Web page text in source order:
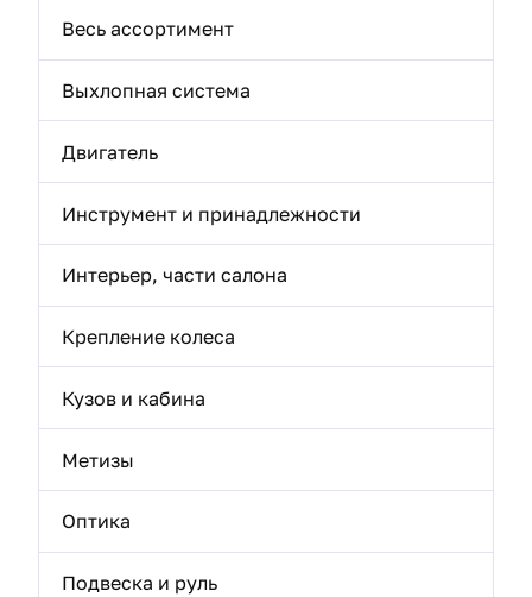
Весь ассортимент
Выхлопная система
Двигатель
Инструмент и принадлежности
Интерьер, части салона
Крепление колеса
Кузов и кабина
Метизы
Оптика
Подвеска и руль